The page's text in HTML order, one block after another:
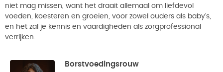
niet mag missen, want het draait allemaal om liefdevol
voeden, koesteren en groeien, voor zowel ouders als baby’s,
en het zal je kennis en vaardigheden als zorgprofessional
verrijken.
Borstvoedingsrouw